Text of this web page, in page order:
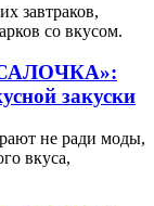
завтраков,
со вкусом.
закуски
не ради моды,
вкуса,